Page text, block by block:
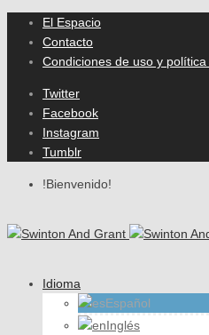
El Espacio
Contacto
Condiciones de uso y
Twitter
Facebook
Instagram
Tumblr
!Bienvenido!
Idioma
Español
Inglés